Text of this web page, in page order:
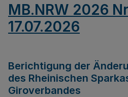
MB.NRW 2026
17.07.2026
Berichtigung der
des Rheinischen
Giroverbandes